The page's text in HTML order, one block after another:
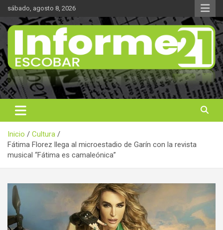
Saltar
contenido
sábado, agosto 8, 2026
Informe 21
Noticas reales
Inicio
Cultura
Fátima Florez llega al microestadio de Garín con la revista
musical “Fátima es camaleónica”